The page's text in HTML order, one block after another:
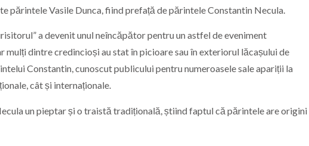
părintele Vasile Dunca, fiind prefață de părintele Constantin Necula.
a devenit unul neîncăpător pentru un astfel de eveniment
dintre credincioși au stat în picioare sau în exteriorul lăcașului de
Constantin, cunoscut publicului pentru numeroasele sale apariții la
cât și internaționale.
un pieptar și o traistă tradițională, știind faptul că părintele are origini